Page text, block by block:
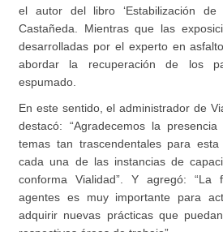
el autor del libro ‘Estabilización de
Castañeda. Mientras que las
desarrolladas por el experto en
abordar la recuperación de los
espumado.
En este sentido, el administrador de
destacó: “Agradecemos la
temas tan trascendentales para
cada una de las instancias de
conforma Vialidad”. Y agregó:
agentes es muy importante para
adquirir nuevas prácticas que